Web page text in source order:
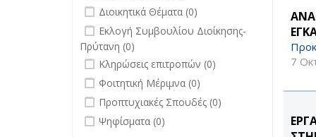
7
undefined
Διοικητικά Θέματα (0)
undefined
Εκλογή Συμβουλίου Διοίκησης-
Πρύτανη (0)
undefined
Κληρώσεις επιτροπών (0)
undefined
Φοιτητική Μέριμνα (0)
undefined
Προπτυχιακές Σπουδές (0)
undefined
Ψηφίσματα (0)